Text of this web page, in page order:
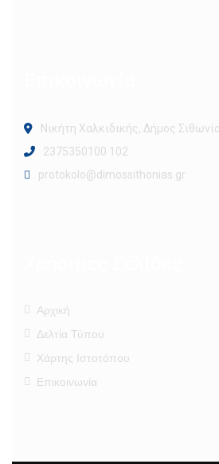
Νικήτη Χαλκιδικής, Δήμος
2375350100 102
protokolo@dimossithonias.gr
Αρχική
Δελτία Τύπου
Χάρτης Ιστοτόπου
Επικοινωνία